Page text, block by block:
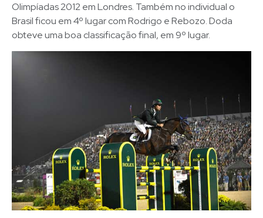
Olimpíadas 2012 em Londres. Também no individual o
Brasil ficou em 4º lugar com Rodrigo e Rebozo. Doda
obteve uma boa classificação final, em 9º lugar.